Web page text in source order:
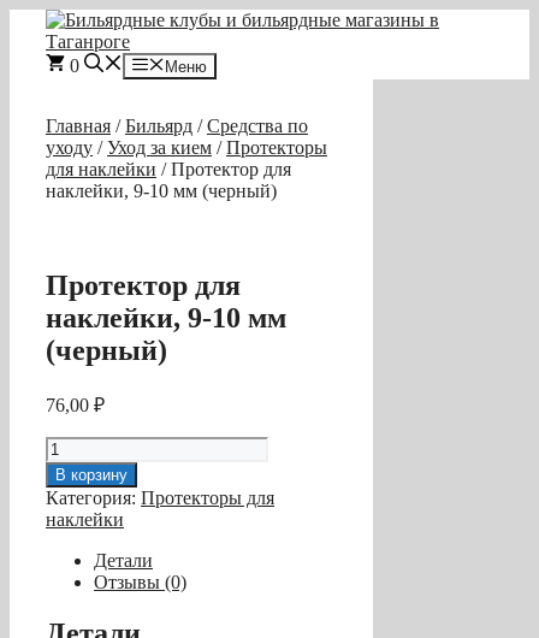
Перейти
содержимому
0 Меню
Главная /Бильярд /Средства по
уходу /Уход за кием /Протекторы
для наклейки / Протектор для
наклейки, 9-10 мм (черный)
Протектор для
наклейки, 9-10 мм
(черный)
76,00 ₽
Количество
товара
Протектор
для
наклейки,
(черный)
В корзину
Категория: Протекторы для
наклейки
Детали
Отзывы (0)